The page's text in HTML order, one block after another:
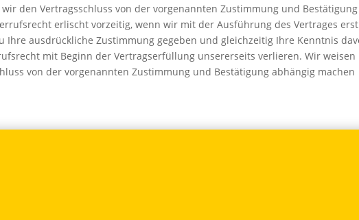
den Vertragsschluss von der vorgenannten Zustimmung und Bestätigung
erlischt vorzeitig, wenn wir mit der Ausführung des Vertrages erst
Ihre ausdrückliche Zustimmung gegeben und gleichzeitig Ihre Kenntnis
mit Beginn der Vertragserfüllung unsererseits verlieren. Wir weisen
von der vorgenannten Zustimmung und Bestätigung abhängig machen